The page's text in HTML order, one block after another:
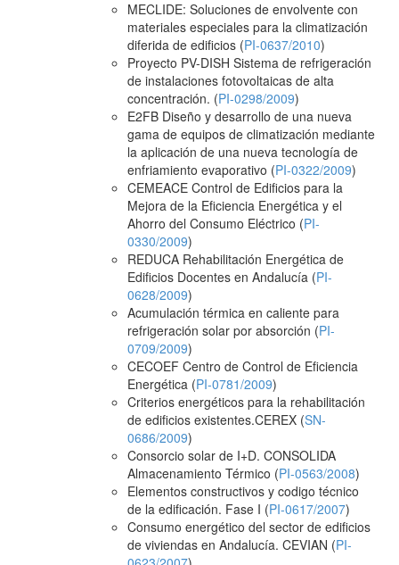
MECLIDE: Soluciones de envolvente con
materiales especiales para la climatización
diferida de edificios (PI-0637/2010)
Proyecto PV-DISH Sistema de refrigeración
de instalaciones fotovoltaicas de alta
concentración. (PI-0298/2009)
E2FB Diseño y desarrollo de una nueva
gama de equipos de climatización mediante
la aplicación de una nueva tecnología de
enfriamiento evaporativo (PI-0322/2009)
CEMEACE Control de Edificios para la
Mejora de la Eficiencia Energética y el
Ahorro del Consumo Eléctrico (PI-
0330/2009)
REDUCA Rehabilitación Energética de
Edificios Docentes en Andalucía (PI-
0628/2009)
Acumulación térmica en caliente para
refrigeración solar por absorción (PI-
0709/2009)
CECOEF Centro de Control de Eficiencia
Energética (PI-0781/2009)
Criterios energéticos para la rehabilitación
de edificios existentes.CEREX (SN-
0686/2009)
Consorcio solar de I+D. CONSOLIDA
Almacenamiento Térmico (PI-0563/2008)
Elementos constructivos y codigo técnico
de la edificación. Fase I (PI-0617/2007)
Consumo energético del sector de edificios
de viviendas en Andalucía. CEVIAN (PI-